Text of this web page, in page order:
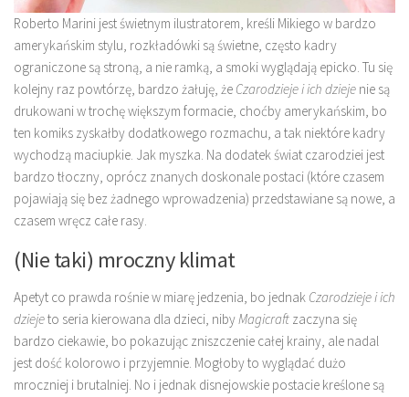
Roberto Marini jest świetnym ilustratorem, kreśli Mikiego w bardzo
amerykańskim stylu, rozkładówki są świetne, często kadry
ograniczone są stroną, a nie ramką, a smoki wyglądają epicko. Tu się
kolejny raz powtórzę, bardzo żałuję, że Czarodzieje i ich dzieje nie są
drukowani w trochę większym formacie, choćby amerykańskim, bo
ten komiks zyskałby dodatkowego rozmachu, a tak niektóre kadry
wychodzą maciupkie. Jak myszka. Na dodatek świat czarodziei jest
bardzo tłoczny, oprócz znanych doskonale postaci (które czasem
pojawiają się bez żadnego wprowadzenia) przedstawiane są nowe, a
czasem wręcz całe rasy.
(Nie taki) mroczny klimat
Apetyt co prawda rośnie w miarę jedzenia, bo jednak Czarodzieje i ich
dziejeto seria kierowana dla dzieci, nibyMagicraft zaczyna się
bardzo ciekawie, bo pokazując zniszczenie całej krainy, ale nadal
jest dość kolorowo i przyjemnie. Mogłoby to wyglądać dużo
mroczniej i brutalniej. No i jednak disnejowskie postacie kreślone są